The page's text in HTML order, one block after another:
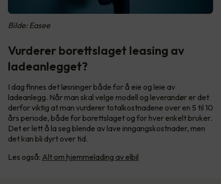
Bilde: Easee
Vurderer borettslaget leasing av
ladeanlegget?
I dag finnes det løsninger både for å eie og leie av
ladeanlegg. Når man skal velge modell og leverandør er det
derfor viktig at man vurderer totalkostnadene over en 5 til 10
års periode, både for borettslaget og for hver enkelt bruker.
Det er lett å la seg blende av lave inngangskostnader, men
det kan bli dyrt over tid.
Les også: Alt om hjemmelading av elbil